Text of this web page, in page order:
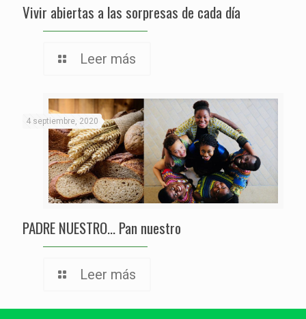
Vivir abiertas a las sorpresas de cada día
Leer más
4 septiembre, 2020
PADRE NUESTRO… Pan nuestro
Leer más